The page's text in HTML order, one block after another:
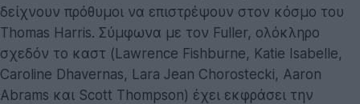
δείχνουν πρόθυμοι να επιστρέψουν στον κόσμο του
Thomas Harris. Σύμφωνα με τον Fuller, ολόκληρο
σχεδόν το καστ (Lawrence Fishburne, Katie Isabelle,
Caroline Dhavernas, Lara Jean Chorostecki, Aaron
Abrams και Scott Thompson) έχει εκφράσει την